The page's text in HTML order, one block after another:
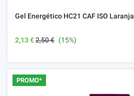
Gel Energético HC21 CAF ISO Laranja
2,13 €2,50 € (15%)
PROMO*